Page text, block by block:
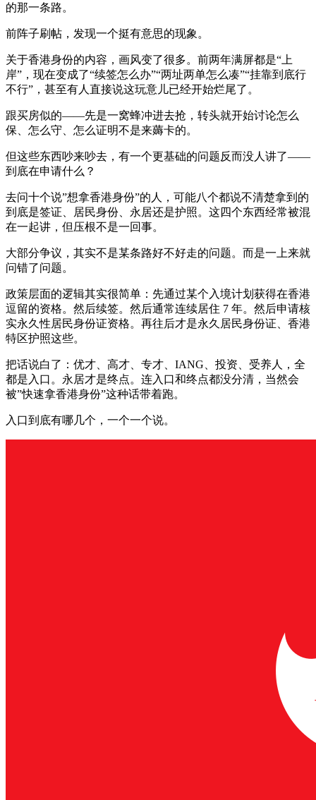
的那一条路。
前阵子刷帖，发现一个挺有意思的现象。
关于香港身份的内容，画风变了很多。前两年满屏都是“上
岸”，现在变成了“续签怎么办”“两址两单怎么凑”“挂靠到底行
不行”，甚至有人直接说这玩意儿已经开始烂尾了。
跟买房似的——先是一窝蜂冲进去抢，转头就开始讨论怎么
保、怎么守、怎么证明不是来薅卡的。
但这些东西吵来吵去，有一个更基础的问题反而没人讲了——
到底在申请什么？
去问十个说”想拿香港身份”的人，可能八个都说不清楚拿到的
到底是签证、居民身份、永居还是护照。这四个东西经常被混
在一起讲，但压根不是一回事。
大部分争议，其实不是某条路好不好走的问题。而是一上来就
问错了问题。
政策层面的逻辑其实很简单：先通过某个入境计划获得在香港
逗留的资格。然后续签。然后通常连续居住 7 年。然后申请核
实永久性居民身份证资格。再往后才是永久居民身份证、香港
特区护照这些。
把话说白了：优才、高才、专才、IANG、投资、受养人，全
都是入口。永居才是终点。连入口和终点都没分清，当然会
被”快速拿香港身份”这种话带着跑。
入口到底有哪几个，一个一个说。